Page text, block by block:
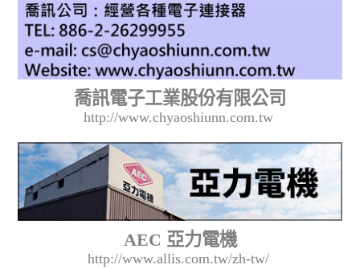
喬訊電子工業股份有限公司
http://www.chyaoshiunn.com.tw
AEC 亞力電機
http://www.allis.com.tw/zh-tw/